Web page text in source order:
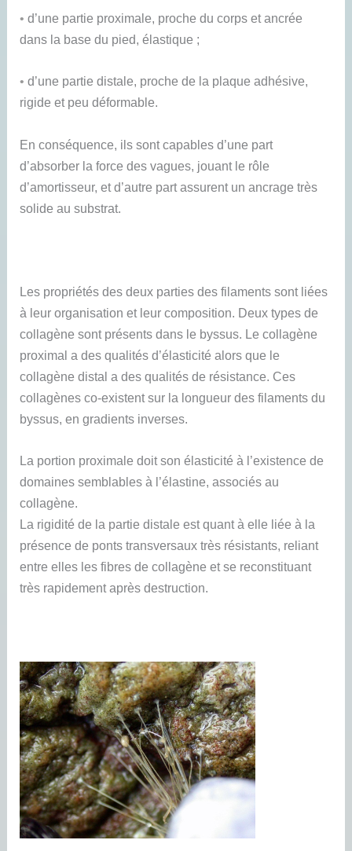
•d’une partie proximale, proche du corps et ancrée
dans la base du pied, élastique ;
•d’une partie distale, proche de la plaque adhésive,
rigide et peu déformable.
En conséquence, ils sont capables d’une part
d’absorber la force des vagues, jouant le rôle
d’amortisseur, et d’autre part assurent un ancrage très
solide au substrat.
Les propriétés des deux parties des filaments sont liées
à leur organisation et leur composition. Deux types de
collagène sont présents dans le byssus. Le collagène
proximal a des qualités d’élasticité alors que le
collagène distal a des qualités de résistance. Ces
collagènes co-existent sur la longueur des filaments du
byssus, en gradients inverses.
La portion proximale doit son élasticité à l’existence de
domaines semblables à l’élastine, associés au
collagène.
La rigidité de la partie distale est quant à elle liée à la
présence de ponts transversaux très résistants, reliant
entre elles les fibres de collagène et se reconstituant
très rapidement après destruction.